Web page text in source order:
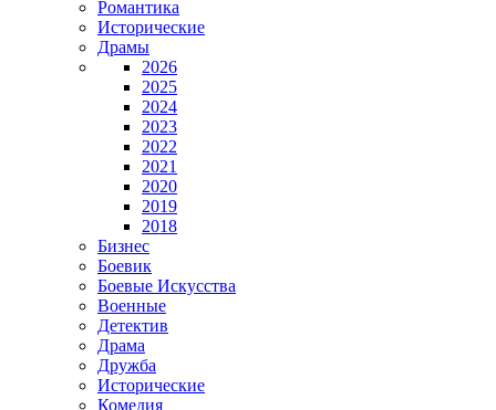
Романтика
Исторические
Драмы
2026
2025
2024
2023
2022
2021
2020
2019
2018
Бизнес
Боевик
Боевые Искусства
Военные
Детектив
Драма
Дружба
Исторические
Комедия